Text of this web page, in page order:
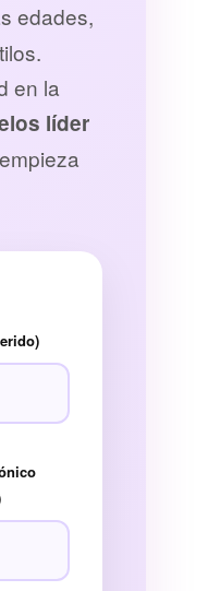
edades,
en la
líder
empieza